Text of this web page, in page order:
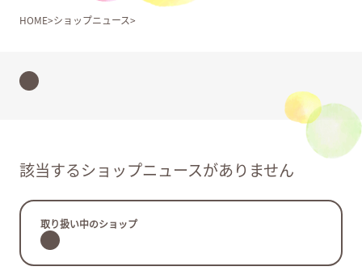
ポイントアプリ・カード
営業時間・駐車場案内
HOME ショップニュース
該当するショップニュースがありません
取り扱い中のショップ